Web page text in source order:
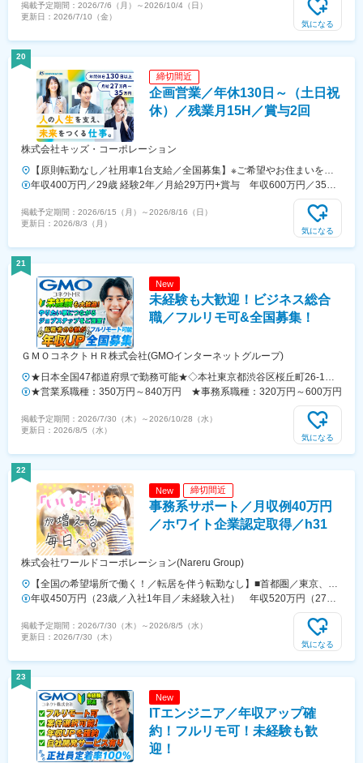
★転居を伴う転勤はありません北海道東北／青森県・岩手県・宮城県・
秋田県・山形県・福島県関東／東京、神奈川、千葉、埼玉、茨城、栃
愛媛九州／福岡、佐賀、長崎、熊本、大分、宮崎、鹿児島、沖縄＼広島
にてビッグプロジェクト始動！／裁量のあるポジションをお任せ◎より
高待遇をご用意しております。ご希望の方は面接にてお気軽にご質問く
ださい。
残業代は別途全額支給します。※前職給与保証について：年齢、経験、
能力、適性を考慮して、支給額を決定します。ーーーーーーーーーーー
／入社祝い金として別途20万円を支給いたします◎
掲載予定期間： 2026/7/6（月） ～2026/10/4（日）
更新日： 2026/7/10（金）
気になる
20
締切間近
企画営業／年休130日～（土日祝
休）／残業月15H／賞与2回
株式会社キッズ・コーポレーション
【原則転勤なし／社用車1台支給／全国募集】※ご希望やお住まいを考
慮し、決定いたします。※転居を伴う転勤は原則ありません。※出社が
一切必要ない拠点もございます。※直行・直帰可【北海道エリア】：北
海道【東北エリア】★積極採用中：宮城県／福島県 【甲信越エリア】
★長野で積極採用中：新潟県／長野県 【関東エリア】★全拠点で積極
リア】★滋賀で積極採用中：大阪府／京都府／兵庫県／滋賀県／奈良県
【中国エリア】★広島で積極採用中：広島県／岡山県／島根県／鳥取
県 【四国エリア】：香川県／徳島県／高知県【九州エリア】★鹿児島
で積極採用中：福岡県／宮崎県／鹿児島県／沖縄県 ※受動喫煙対策あ
り
年収400万円／29歳 経験2年／月給29万円+賞与 年収600万円／35歳
掲載予定期間： 2026/6/15（月） ～2026/8/16（日）
更新日： 2026/8/3（月）
気になる
21
New
未経験も大歓迎！ビジネス総合
職／フルリモ可&全国募集！
ＧＭＯコネクトＨＲ株式会社(GMOインターネットグループ)
★日本全国47都道府県で勤務可能★◇本社東京都渋谷区桜丘町26-1セ
ルリアンタワー7F（最寄駅：渋谷駅徒歩5分）◇大阪支店大阪府大阪市
北区大深町3-1 グランフロント大阪タワーB23階（最寄駅：梅田駅徒歩
7分）◇札幌支店北海道札幌市中央区北2条西3丁目1 敷島ビル5階（最
寄駅：札幌駅徒歩7分）◇福岡支店福岡県福岡市中央区天神2丁目7番21
勤務も歓迎！※職種・経験・スキルが満たない方はジョブステップを経
て一定の基準を満たした後にフルリモート可能となります。＜ご自宅の
近くでの勤務も可能＞就業場所は事業所や提携企業含め日本全国47都
道府県にありますので、地方の方でもご自宅から近くでの勤務も可能で
す。
★営業系職種：350万円～840万円 ★事務系職種：320万円～600万円
掲載予定期間： 2026/7/30（木） ～2026/10/28（水）
更新日： 2026/8/5（水）
気になる
22
New 締切間近
事務系サポート／月収例40万円
／ホワイト企業認定取得／h31
株式会社ワールドコーポレーション(Nareru Group)
【全国の希望場所で働く！／転居を伴う転勤なし】■首都圏／東京、神
奈川、埼玉、千葉■関東／茨城、栃木、群馬、山梨■関西／大阪、兵
庫、京都、奈良、和歌山、滋賀■中部／愛知、岐阜、三重、静岡■北信
越／新潟、富山、石川、福井、長野■北海道・東北／北海道、青森、秋
田、岩手、宮城、福島、山形■中四国／鳥取、島根、岡山、広島、山
12-8ロイヤルビルディング1階■関西支店／大阪府大阪市中央区平野町2
丁目4-9 淀屋橋PREX2階■中部支店／愛知県名古屋市中村区名駅3-4-10
アルティメイト名駅1st 4階■東北支店／宮城県仙台市宮城野区榴岡4-5-
5 KTビル3階■北海道支店／北海道札幌市北区7条西2-20 NCO札幌駅
北口2階■九州支店／福岡市博多区博多駅東2-10-35 博多プライムイース
年収450万円（23歳／入社1年目／未経験入社） 年収520万円（27歳
掲載予定期間： 2026/7/30（木） ～2026/8/5（水）
更新日： 2026/7/30（木）
気になる
23
New
ITエンジニア／年収アップ確
約！フルリモ可！未経験も歓
迎！